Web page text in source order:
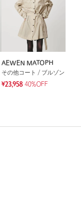
AEWEN MATOPH
その他コート / ブルゾン
¥23,958 40%OFF